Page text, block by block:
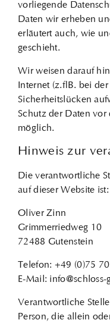
vorliegende
Daten wir erheben
erläutert auch, wie
geschieht.
Wir weisen darauf
Internet (z. B. bei
Sicherheitslücken
Schutz der Daten
möglich.
Hinweis zur
Die verantwortliche
auf dieser Website ist:
Oliver Zinn
Grimmerriedweg 10
72488 Gutenstein
Telefon: +49 (0)75
E-Mail:
Verantwortliche
Person, die allein